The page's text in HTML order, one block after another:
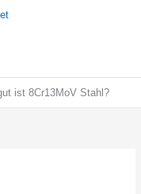
ist 8Cr13MoV Stahl?